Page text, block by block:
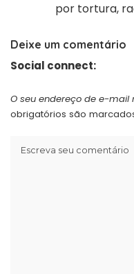
por tortura,
Deixe um comentário
Social connect:
O seu endereço de e-mail
obrigatórios são